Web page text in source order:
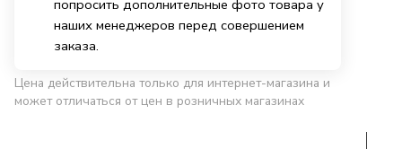
попросить дополнительные фото товара у
наших менеджеров перед совершением
заказа.
Цена действительна только для интернет-магазина и
может отличаться от цен в розничных магазинах